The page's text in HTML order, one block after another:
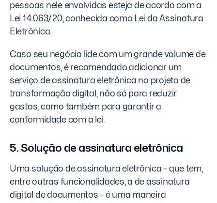
pessoas nele envolvidas esteja de acordo com a
Lei 14.063/20, conhecida como Lei da Assinatura
Eletrônica.
Caso seu negócio lide com um grande volume de
documentos, é recomendado adicionar um
serviço de assinatura eletrônica no projeto de
transformação digital, não só para reduzir
gastos, como também para garantir a
conformidade com a lei.
5. Solução de assinatura eletrônica
Uma solução de assinatura eletrônica – que tem,
entre outras funcionalidades, a de assinatura
digital de documentos – é uma maneira